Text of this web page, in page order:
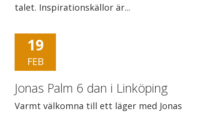
talet. Inspirationskällor är...
19
FEB
Jonas Palm 6 dan i Linköping
Varmt välkomna till ett läger med Jonas